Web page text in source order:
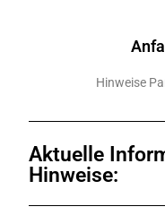
Hinweise
Aktuelle
Hinweise: